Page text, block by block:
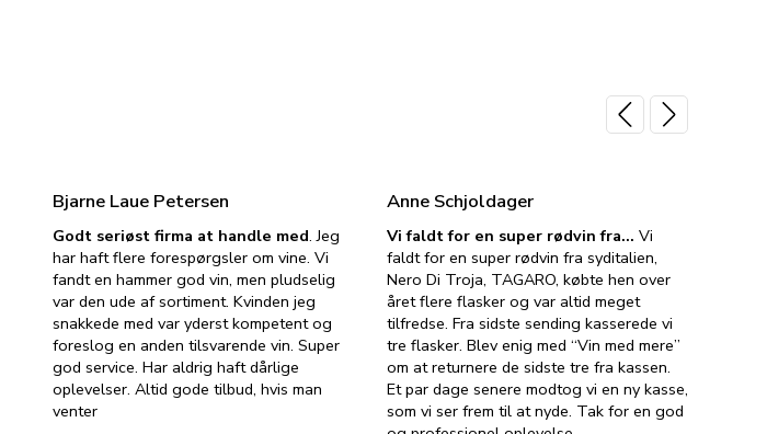
Bjarne Laue Petersen
Godt seriøst firma at handle med. Jeg
har haft flere forespørgsler om vine. Vi
fandt en hammer god vin, men pludselig
var den ude af sortiment. Kvinden jeg
snakkede med var yderst kompetent og
foreslog en anden tilsvarende vin. Super
god service. Har aldrig haft dårlige
oplevelser. Altid gode tilbud, hvis man
venter
Anne Schjoldager
Vi faldt for en super rødvin fra… Vi
faldt for en super rødvin fra syditalien,
Nero Di Troja, TAGARO, købte hen over
året flere flasker og var altid meget
tilfredse. Fra sidste sending kasserede vi
tre flasker. Blev enig med “Vin med mere”
om at returnere de sidste tre fra kassen.
Et par dage senere modtog vi en ny kasse,
som vi ser frem til at nyde. Tak for en god